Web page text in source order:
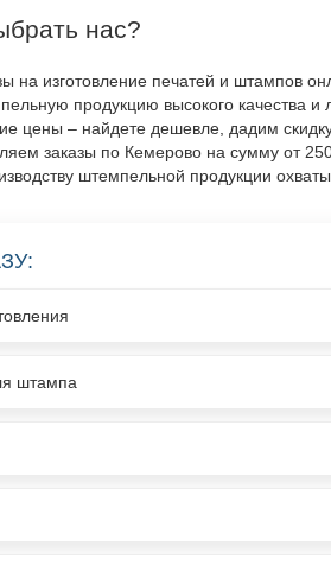
нас?
на изготовление печатей и штампов
продукцию высокого качества и
цены – найдете дешевле, дадим
заказы по Кемерово на сумму от
штемпельной продукции